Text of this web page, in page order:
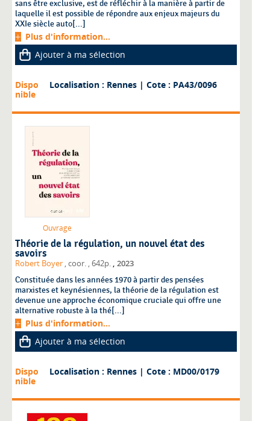
sans être exclusive, est de réfléchir à la manière à partir de
laquelle il est possible de répondre aux enjeux majeurs du
XXIe siècle auto[...]
Plus d'information...
Ajouter à ma sélection
Dispo
nible
Localisation : Rennes | Cote : PA43/0096
Ouvrage
Théorie de la régulation, un nouvel état des
savoirs
Robert Boyer , coor. , 642p. 2023
Constituée dans les années 1970 à partir des pensées
marxistes et keynésiennes, la théorie de la régulation est
devenue une approche économique cruciale qui offre une
alternative robuste à la thé[...]
Plus d'information...
Ajouter à ma sélection
Dispo
nible
Localisation : Rennes | Cote : MD00/0179